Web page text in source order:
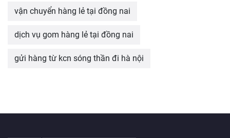
vận chuyển hàng lẻ tại đồng nai
dịch vụ gom hàng lẻ tại đồng nai
gửi hàng từ kcn sóng thần đi hà nội